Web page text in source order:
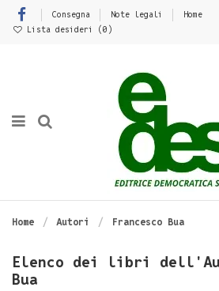
Consegna Note legali
Home
Lista desideri (0 )
Home Autori Francesco Bua
Elenco dei libri
Bua